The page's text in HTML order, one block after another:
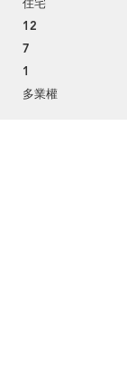
住宅
12
7
1
多業權